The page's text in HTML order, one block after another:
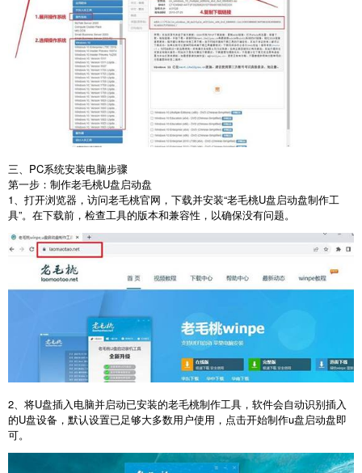
三、PC系统安装电脑步骤
第一步：制作老毛桃U盘启动盘
1、打开浏览器，访问老毛桃官网，下载并安装“老毛桃U盘启动盘制作工
具”。在下载前，检查工具的版本和兼容性，以确保没有问题。
2、将U盘插入电脑并启动已安装的老毛桃制作工具，软件会自动识别插入
的U盘设备，默认设置已足够大多数用户使用，点击开始制作u盘启动盘即
可。